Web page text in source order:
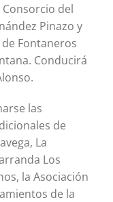
del
Pinazo y
Fontaneros
Conducirá
las
de
La
Los
la Asociación
de la